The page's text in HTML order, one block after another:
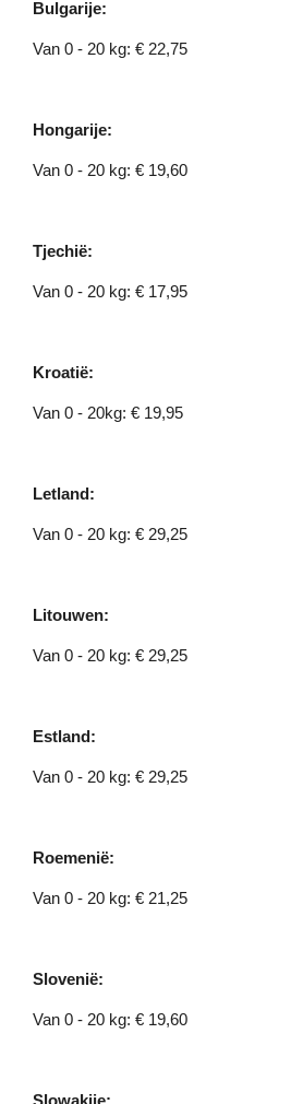
Bulgarije:
Van 0 - 20 kg: € 22,75
Hongarije:
Van 0 - 20 kg: € 19,60
Tjechië:
Van 0 - 20 kg: € 17,95
Kroatië:
Van 0 - 20kg: € 19,95
Letland:
Van 0 - 20 kg: € 29,25
Litouwen:
Van 0 - 20 kg: € 29,25
Estland:
Van 0 - 20 kg: € 29,25
Roemenië:
Van 0 - 20 kg: € 21,25
Slovenië:
Van 0 - 20 kg: € 19,60
Slowakije: